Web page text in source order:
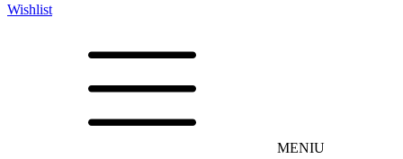
Wishlist
MENIU